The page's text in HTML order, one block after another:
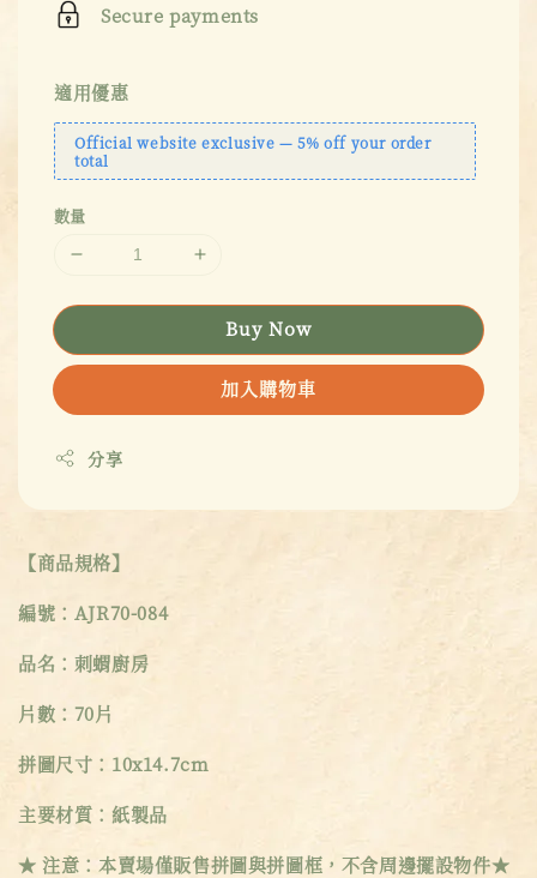
Secure payments
適用優惠
Official website exclusive — 5% off your order
total
數量
Buy Now
加入購物車
分享
【商品規格】
編號：AJR70-084
品名：刺蝟廚房
片數：70片
拼圖尺寸：10x14.7cm
主要材質：紙製品
★ 注意：本賣場僅販售拼圖與拼圖框，不含周邊擺設物件★